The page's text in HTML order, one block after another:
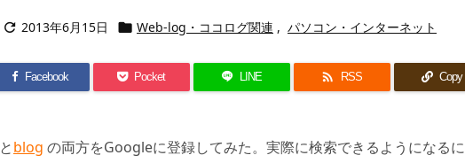
 2013年6月15日  Web-log・ココログ関連 , パソコン・インターネット
Facebook Pocket LINE  RSS Copy
とblog の両方をGoogleに登録してみた。実際に検索できるようになるに